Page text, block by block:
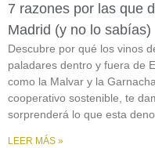
7 razones por las que
Madrid (y no lo sabías)
Descubre por qué los vinos
paladares dentro y fuera de
como la Malvar y la
cooperativo sostenible, te
sorprenderá lo que esta
LEER MÁS »